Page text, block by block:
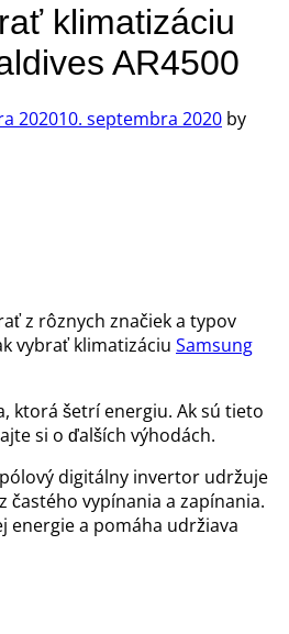
klimatizáciu
AR4500
202010. septembra 2020 by
z rôznych značiek a typov
vybrať klimatizáciu Samsung
ktorá šetrí energiu. Ak sú tieto
si o ďalších výhodách.
digitálny invertor udržuje
častého vypínania a zapínania.
energie a pomáha udržiava